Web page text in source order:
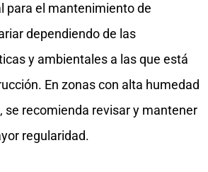
para el mantenimiento de
dependiendo de las
y ambientales a las que está
En zonas con alta humedad
se recomienda revisar y mantener
regularidad.